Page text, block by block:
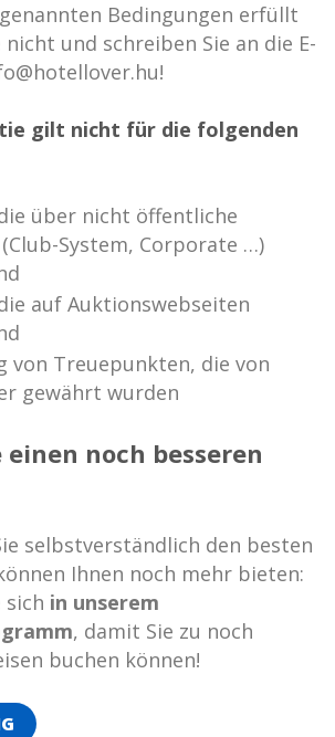
Bedingungen erfüllt
und schreiben Sie an die E-
gilt nicht für die folgenden
über nicht öffentliche
System, Corporate …)
auf Auktionswebseiten
von Treuepunkten, die von
gewährt wurden
einen noch besseren
selbstverständlich den besten
Ihnen noch mehr bieten:
sich in unserem
, damit Sie zu noch
buchen können!